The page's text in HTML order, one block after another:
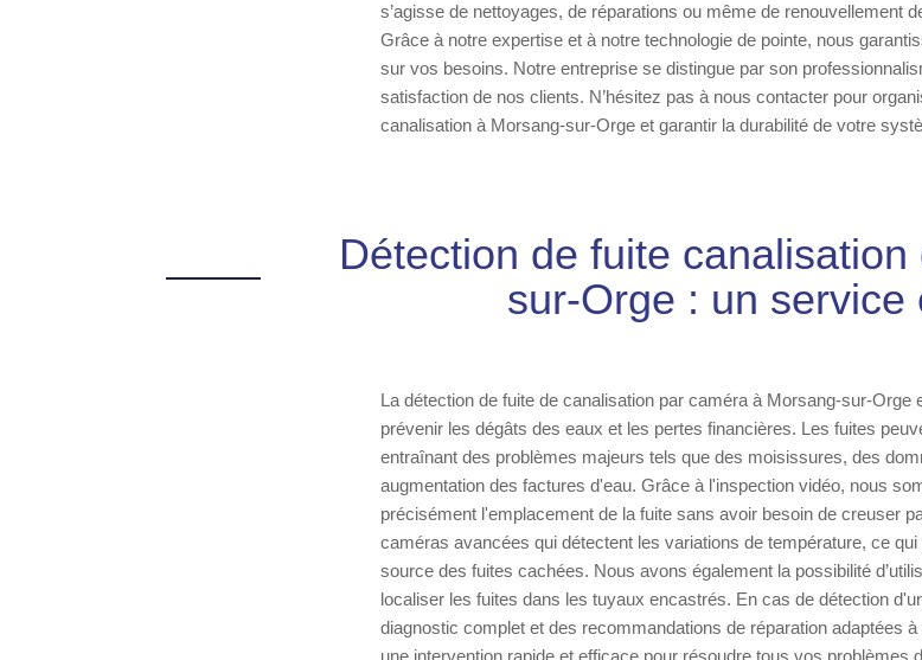
s’agisse de nettoyages, de réparations ou même de renouvellement
Grâce à notre expertise et à notre technologie de pointe, nous
sur vos besoins. Notre entreprise se distingue par son
satisfaction de nos clients. N’hésitez pas à nous contacter pour
canalisation à Morsang-sur-Orge et garantir la durabilité de votre
Détection de fuite
sur-Orge : un service
La détection de fuite de canalisation par caméra à Morsang-sur-Orge
prévenir les dégâts des eaux et les pertes financières. Les fuites
entraînant des problèmes majeurs tels que des moisissures, des
augmentation des factures d'eau. Grâce à l'inspection vidéo, nous
précisément l'emplacement de la fuite sans avoir besoin de creuser
caméras avancées qui détectent les variations de température, ce
source des fuites cachées. Nous avons également la possibilité
localiser les fuites dans les tuyaux encastrés. En cas de détection
diagnostic complet et des recommandations de réparation adaptées
une intervention rapide et efficace pour résoudre tous vos problèmes